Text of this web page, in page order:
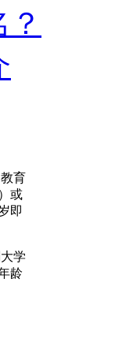
育
或
即
学
龄